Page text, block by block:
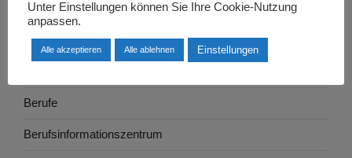
Baden-Württemberg
Bayern
Berufe
Berufsinformationszentrum
Unter Einstellungen können Sie Ihre Cookie-Nutzung
anpassen.
Alle akzeptieren Alle ablehnen Einstellungen